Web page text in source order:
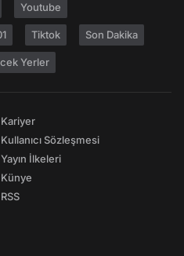
Youtube
Tiktok Son Dakika
Yerler
Kariyer
Kullanıcı Sözleşmesi
Yayın İlkeleri
Künye
RSS